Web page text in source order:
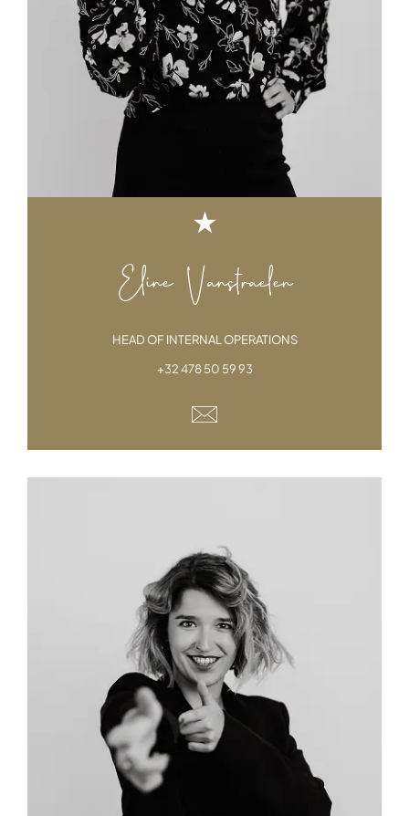
Eline Vanstraelen
HEAD OF INTERNAL OPERATIONS
+32 478 50 59 93